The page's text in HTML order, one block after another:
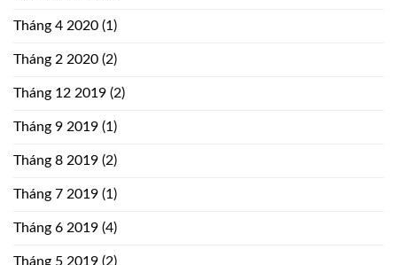
Tháng 4 2020 (1)
Tháng 2 2020 (2)
Tháng 12 2019 (2)
Tháng 9 2019 (1)
Tháng 8 2019 (2)
Tháng 7 2019 (1)
Tháng 6 2019 (4)
Tháng 5 2019 (2)